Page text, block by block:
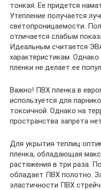
тонкая. Ее придется
Утепление получается
светопроницаемости.
отличается слабым
Идеальным считается
характеристикам.
пленки не делает ее
Важно! ПВХ пленка в
используется для
токсичной. Однако на
пространства запрета
Для укрытия теплиц
пленка, обладающая
растяжения в три раза.
обладает ПВХ полотно.
эластичности ПВХ